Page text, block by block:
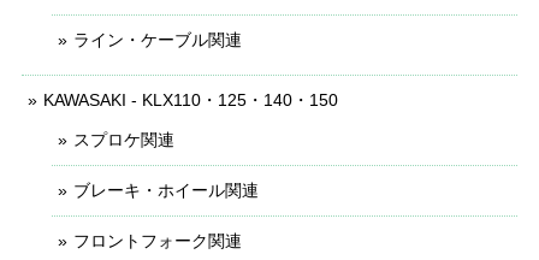
ライン・ケーブル関連
KAWASAKI - KLX110・125・140・150
スプロケ関連
ブレーキ・ホイール関連
フロントフォーク関連